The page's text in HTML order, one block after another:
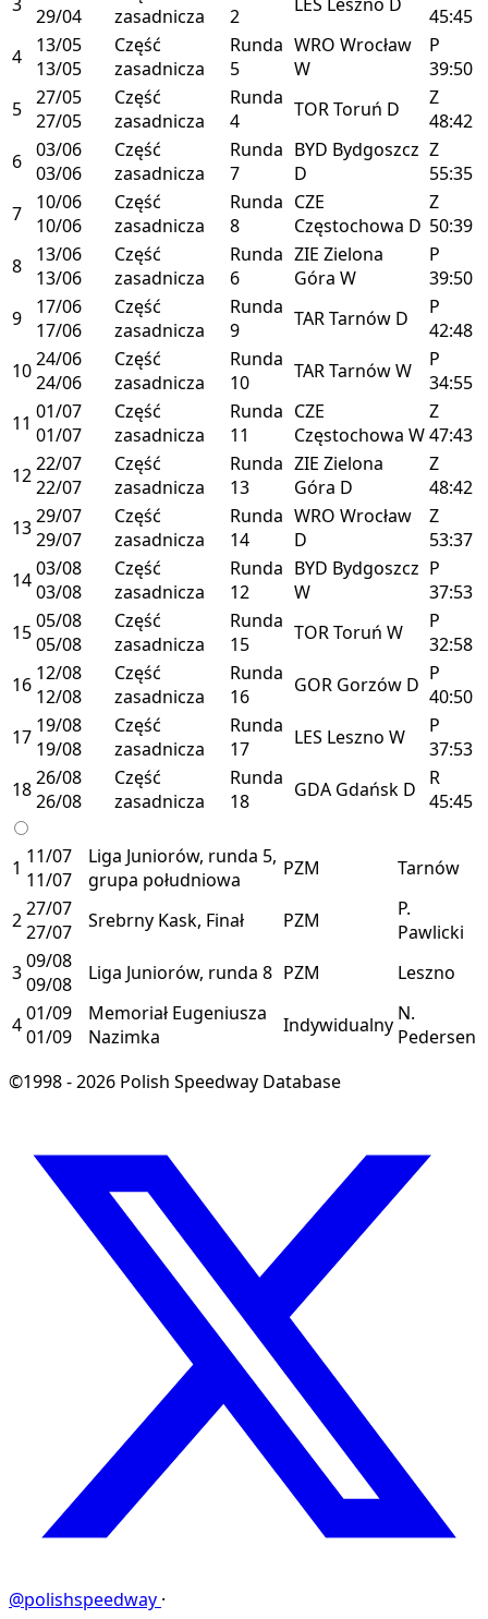
29/04
zasadnicza
2
45:45
4
13/05
13/05
Część
zasadnicza
Runda
5
WRO Wrocław
W
P
39:50
5 27/05
27/05
Część
zasadnicza
Runda
4
TORToruń D
Z
48:42
6 03/06
03/06
Część
zasadnicza
Runda
7
BYD Bydgoszcz
D
Z
55:35
7
10/06
10/06
Część
zasadnicza
Runda
8
CZE
Częstochowa D
Z
50:39
8
13/06
13/06
Część
zasadnicza
Runda
6
ZIE Zielona
Góra W
P
39:50
9
17/06
17/06
Część
zasadnicza
Runda
9
TARTarnów D
P
42:48
1024/06
24/06
Część
zasadnicza
Runda
10
TARTarnówW
P
34:55
11 01/07
01/07
Część
zasadnicza
Runda
11
CZE
Częstochowa W
Z
47:43
1222/07
22/07
Część
zasadnicza
Runda
13
ZIE Zielona
Góra D
Z
48:42
1329/07
29/07
Część
zasadnicza
Runda
14
WRO Wrocław
D
Z
53:37
1403/08
03/08
Część
zasadnicza
Runda
12
BYD Bydgoszcz
W
P
37:53
1505/08
05/08
Część
zasadnicza
Runda
15
TORToruń W
P
32:58
16 12/08
12/08
Część
zasadnicza
Runda
16
GOR Gorzów D P
40:50
17 19/08
19/08
Część
zasadnicza
Runda
17
LES Leszno W
P
37:53
1826/08
26/08
Część
zasadnicza
Runda
18
GDA Gdańsk D
R
45:45
1 11/07
11/07
Liga Juniorów, runda 5,
grupa południowa
PZM Tarnów
227/07
27/07
Srebrny Kask, Finał PZM
P.
Pawlicki
309/08
09/08
Liga Juniorów, runda 8 PZM Leszno
401/09
01/09
Memoriał Eugeniusza
Nazimka
Indywidualny N.
Pedersen
©1998 - 2026 Polish Speedway Database
@polishspeedway ·